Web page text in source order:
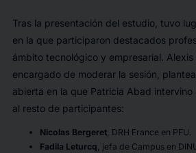
Tras la presentación del estudio, tuvo
en la que participaron destacados
ámbito tecnológico y empresarial. Alexis
encargado de moderar la sesión,
abierta en la que Patricia Abad
al resto de participantes:
Nicolas Bergeret, DRH France en PFU.
Fadila Leturcq, jefa de Campus en